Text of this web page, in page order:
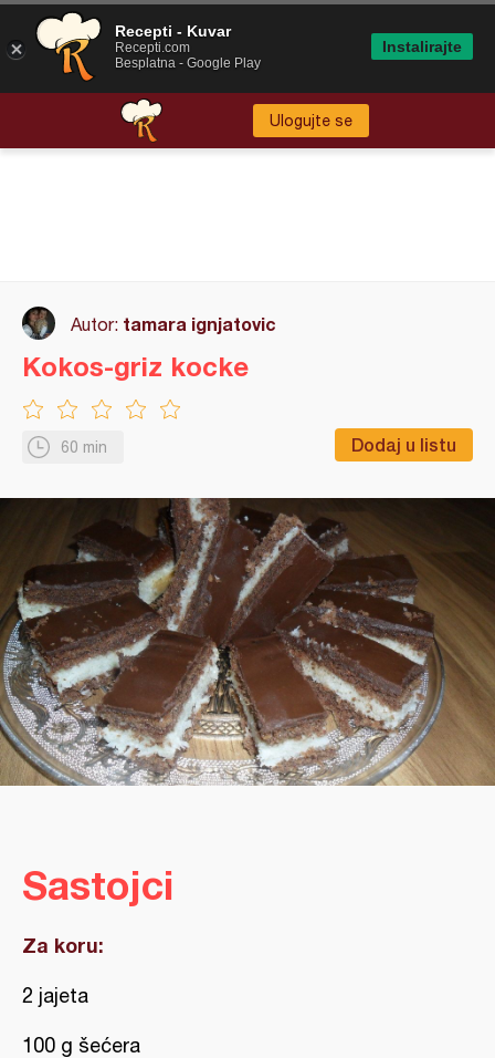
Ulogujte se
Autor: tamara ignjatovic
60 min Dodaj u listu
Kokos-griz kocke
Sastojci
Za koru:
2 jajeta
100 g šećera
Recepti - Kuvar
Recepti.com
Besplatna - Google Play
Instalirajte